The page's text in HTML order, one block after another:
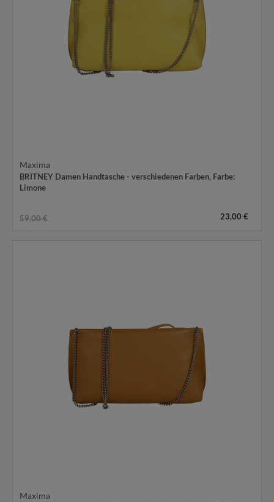
Maxima
BRITNEY Damen Handtasche - verschiedenen Farben, Farbe:
Limone
59,00 € 23,00 €
Maxima